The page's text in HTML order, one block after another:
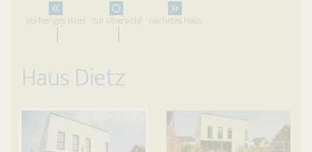
Haus Dietz